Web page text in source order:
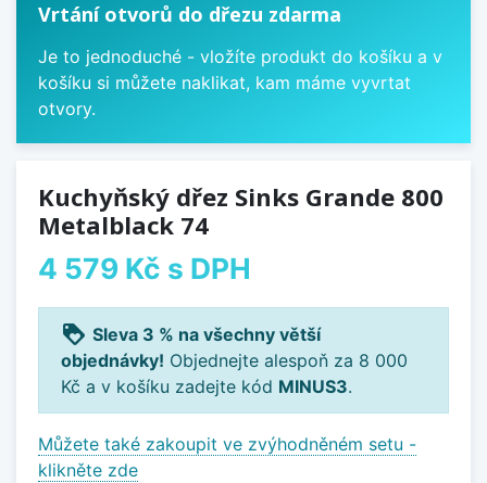
Vrtání otvorů do dřezu zdarma
Je to jednoduché - vložíte produkt do košíku a v
košíku si můžete naklikat, kam máme vyvrtat
otvory.
Kuchyňský dřez Sinks Grande 800
Metalblack 74
4 579 Kč s DPH
loyalty Sleva 3 % na všechny větší
objednávky! Objednejte alespoň za 8 000
Kč a v košíku zadejte kód MINUS3.
Můžete také zakoupit ve zvýhodněném setu -
klikněte zde